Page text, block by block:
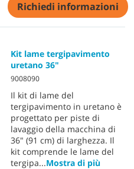
Richiedi informazioni
Kit lame tergipavimento
uretano 36"
9008090
Il kit di lame del
tergipavimento in uretano è
progettato per piste di
lavaggio della macchina di
36" (91 cm) di larghezza. Il
kit comprende le lame del
tergipa...Mostra di più